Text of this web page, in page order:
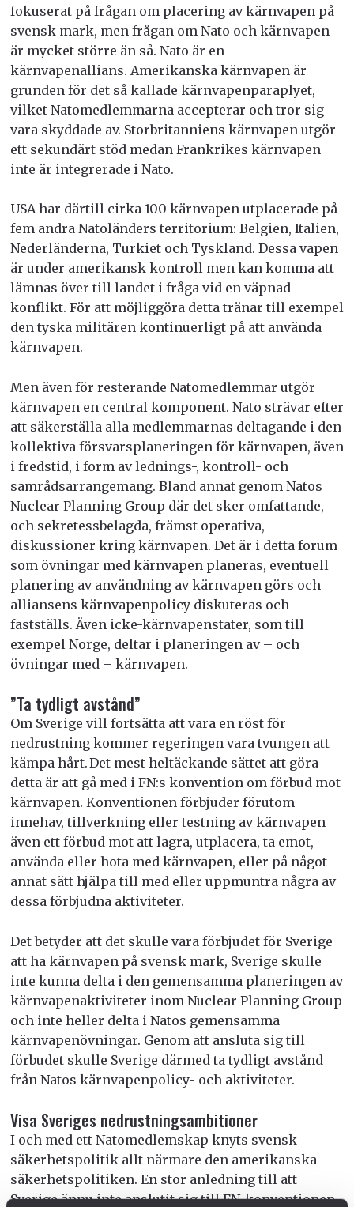
fokuserat på frågan om placering av kärnvapen på
svensk mark, men frågan om Nato och kärnvapen
är mycket större än så. Nato är en
kärnvapenallians. Amerikanska kärnvapen är
grunden för det så kallade kärnvapenparaplyet,
vilket Natomedlemmarna accepterar och tror sig
vara skyddade av. Storbritanniens kärnvapen utgör
ett sekundärt stöd medan Frankrikes kärnvapen
inte är integrerade i Nato.
USA har därtill cirka 100 kärnvapen utplacerade på
fem andra Natoländers territorium: Belgien, Italien,
Nederländerna, Turkiet och Tyskland. Dessa vapen
är under amerikansk kontroll men kan komma att
lämnas över till landet i fråga vid en väpnad
konflikt. För att möjliggöra detta tränar till exempel
den tyska militären kontinuerligt på att använda
kärnvapen.
Men även för resterande Natomedlemmar utgör
kärnvapen en central komponent. Nato strävar efter
att säkerställa alla medlemmarnas deltagande i den
kollektiva försvarsplaneringen för kärnvapen, även
i fredstid, i form av lednings-, kontroll- och
samrådsarrangemang. Bland annat genom Natos
Nuclear Planning Group där det sker omfattande,
och sekretessbelagda, främst operativa,
diskussioner kring kärnvapen. Det är i detta forum
som övningar med kärnvapen planeras, eventuell
planering av användning av kärnvapen görs och
alliansens kärnvapenpolicy diskuteras och
fastställs. Även icke-kärnvapenstater, som till
exempel Norge, deltar i planeringen av – och
övningar med – kärnvapen.
”Ta tydligt avstånd”
Om Sverige vill fortsätta att vara en röst för
nedrustning kommer regeringen vara tvungen att
kämpa hårt. Det mest heltäckande sättet att göra
detta är att gå med i FN:s konvention om förbud mot
kärnvapen. Konventionen förbjuder förutom
innehav, tillverkning eller testning av kärnvapen
även ett förbud mot att lagra, utplacera, ta emot,
använda eller hota med kärnvapen, eller på något
annat sätt hjälpa till med eller uppmuntra några av
dessa förbjudna aktiviteter.
Det betyder att det skulle vara förbjudet för Sverige
att ha kärnvapen på svensk mark, Sverige skulle
inte kunna delta i den gemensamma planeringen av
kärnvapenaktiviteter inom Nuclear Planning Group
och inte heller delta i Natos gemensamma
kärnvapenövningar. Genom att ansluta sig till
förbudet skulle Sverige därmed ta tydligt avstånd
från Natos kärnvapenpolicy- och aktiviteter.
Visa Sveriges nedrustningsambitioner
I och med ett Natomedlemskap knyts svensk
säkerhetspolitik allt närmare den amerikanska
säkerhetspolitiken. En stor anledning till att
Sverige ännu inte anslutit sig till FN-konventionen